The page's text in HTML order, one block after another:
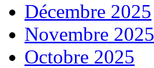
Décembre 2025
Novembre 2025
Octobre 2025